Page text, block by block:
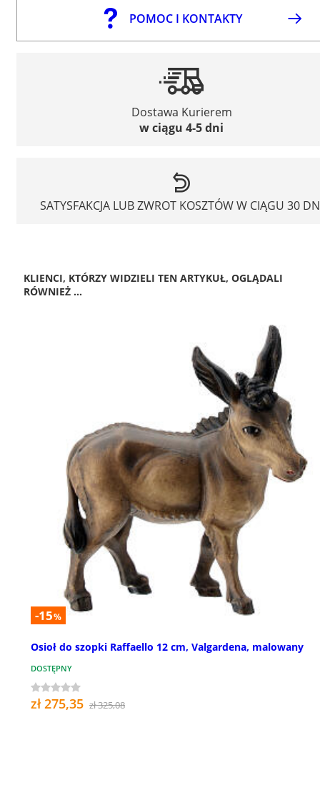
POMOC I KONTAKTY
Dostawa Kurierem
w ciągu 4-5 dni
SATYSFAKCJA LUB ZWROT KOSZTÓW W CIĄGU 30
KLIENCI, KTÓRZY WIDZIELI TEN ARTYKUŁ, OGLĄDALI
RÓWNIEŻ ...
-15%
Osioł do szopki Raffaello 12 cm, Valgardena, malowany
DOSTĘPNY
zł 275,35 zł 325,08